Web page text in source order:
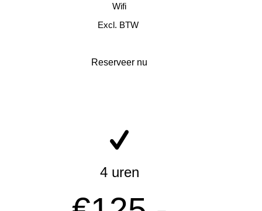
Wifi
Excl. BTW
Reserveer nu
4 uren